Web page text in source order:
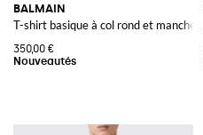
BALMAIN
T-shirt basique à col rond et
350,00 €